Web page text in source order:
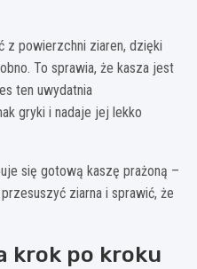
z powierzchni ziaren, dzięki
To sprawia, że kasza jest
ten uwydatnia
gryki i nadaje jej lekko
się gotową kaszę prażoną –
ziarna i sprawić, że
krok po kroku